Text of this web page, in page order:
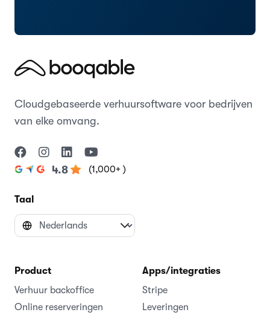
Cloudgebaseerde verhuursoftware voor bedrijven
van elke omvang.
4.8 (1,000+ )
Taal
Product
Verhuur backoffice
Online reserveringen
Apps/integraties
Stripe
Leveringen